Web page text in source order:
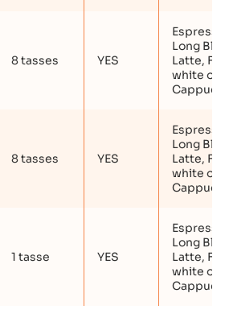
8 tasses YES
Long
Latte,
white ou
8 tasses YES
Long
Latte,
white ou
1 tasse YES
Long
Latte,
white ou